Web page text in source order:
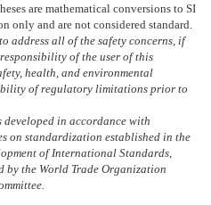
are mathematical conversions to SI
only and are not considered standard.
address all of the safety concerns, if
of the user of this
health, and environmental
of regulatory limitations prior to
in accordance with
on standardization established in the
of International Standards,
by the World Trade Organization